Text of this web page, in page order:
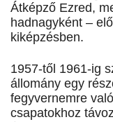
Átképző Ezred,
hadnagyként –
kiképzésben.
1957-től 1961-ig
állomány egy
fegyvernemre
csapatokhoz